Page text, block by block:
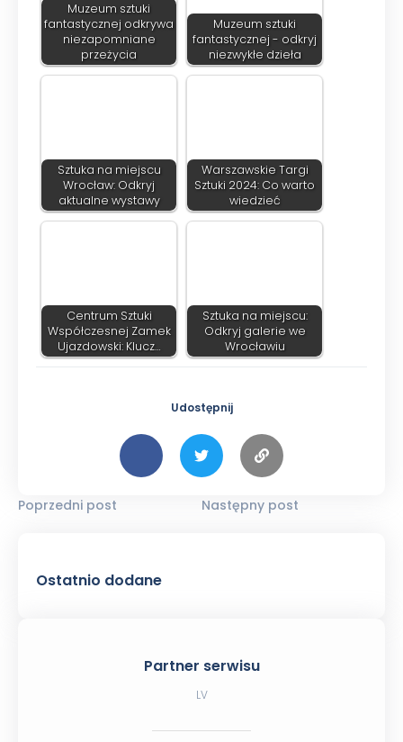
Muzeum sztuki
fantastycznej odkrywa
niezapomniane
przeżycia
Muzeum sztuki
fantastycznej - odkryj
niezwykłe dzieła
Sztuka na miejscu
Wrocław: Odkryj
aktualne wystawy
Warszawskie Targi
Sztuki 2024: Co warto
wiedzieć
Centrum Sztuki
Współczesnej Zamek
Ujazdowski: Klucz…
Sztuka na miejscu:
Odkryj galerie we
Wrocławiu
Udostępnij
Poprzedni post Następny post
Ostatnio dodane
Partner serwisu
LV